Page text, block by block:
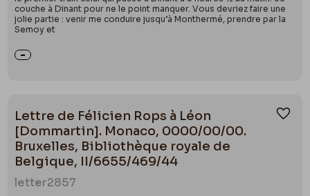
couche à Dinant pour ne le point manquer. Vous devriez faire une
jolie partie : venir me conduire jusqu’à Monthermé, prendre par la
Semoy et
Lettre de Félicien Rops à Léon
[Dommartin]. Monaco, 0000/00/00.
Bruxelles, Bibliothèque royale de
Belgique, II/6655/469/44
letter2857